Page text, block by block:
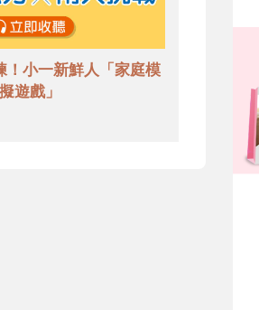
！小一新鮮人「家庭模
擬遊戲」